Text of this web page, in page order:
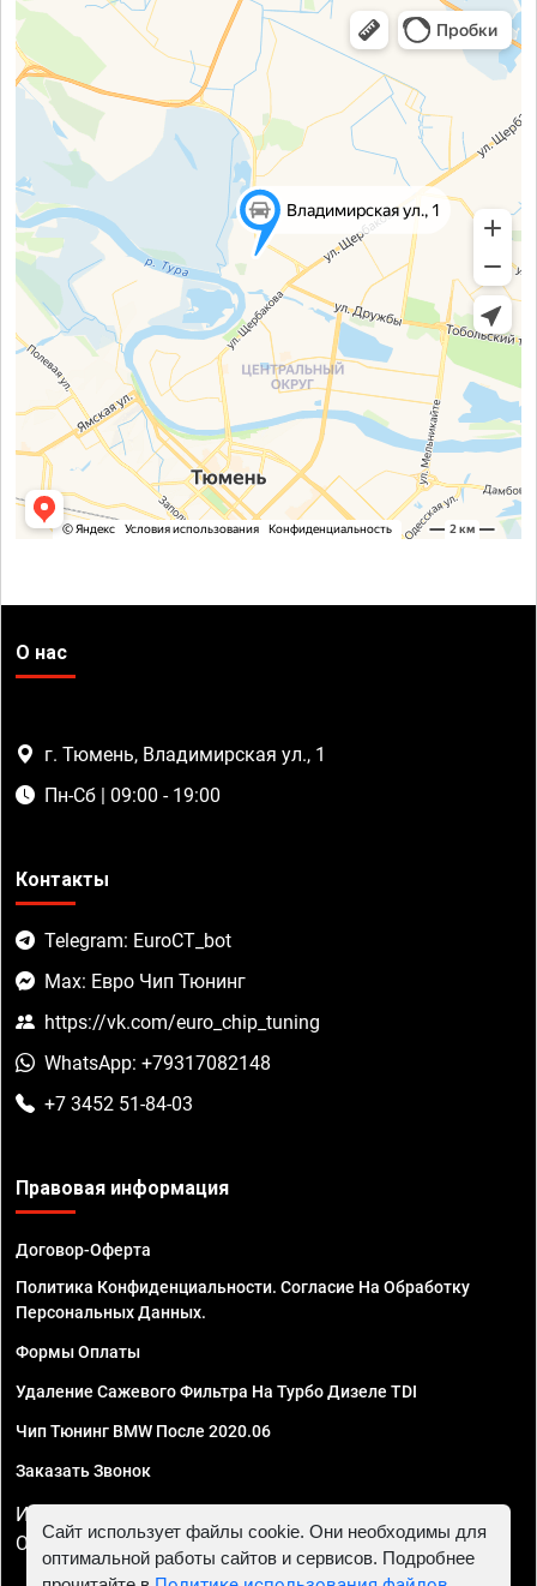
О нас
г. Тюмень, Владимирская ул., 1
Пн-Сб | 09:00 - 19:00
Контакты
Telegram: EuroCT_bot
Max: Евро Чип Тюнинг
https://vk.com/euro_chip_tuning
WhatsApp: +79317082148
+7 3452 51-84-03
Правовая информация
Договор-Оферта
Политика Конфиденциальности. Согласие На Обработку
Персональных Данных.
Формы Оплаты
Удаление Сажевого Фильтра На Турбо Дизеле TDI
Чип Тюнинг BMW После 2020.06
Заказать Звонок
ИП Смирнов Георгий Павлович. ИНН 781302555843,
ОГРНИП 324470400032610
Сайт использует файлы cookie. Они необходимы для
оптимальной работы сайтов и сервисов. Подробнее